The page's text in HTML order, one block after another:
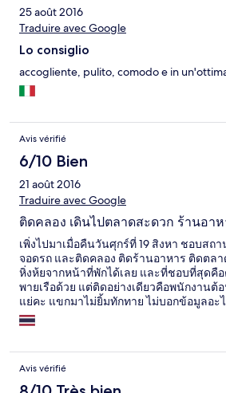
25 août 2016
Traduire avec Google
Lo consiglio
accogliente, pulito, comodo e in
Avis vérifié
6/10 Bien
21 août 2016
Traduire avec Google
ติดคลอง เดินไปตลาดสะดวก ร้านอาห
เพิ่งไปมาเมื่อคืนวันศุกร์ที่ 19 สิงหา ชอบสถ
จอดรถ และติดคลอง ติดร้านอาหาร ติดตล
หิ่งห้ยจากหน้าที่พักได้เลย และที่ชอบที่สุดคื
พายเรือด้วย แต่ติดอย่างเดียวคือพนักงานต้
แย่คะ แขกมาไม่ยิ้มทักทาย ไม่บอกข้อมูลอะไ
ตอบเหมือนจะรำคานคะ พอขากลับจะเชคเ
ใครมารับกุนแจคืนสักคน เราเลยว่างไว้ที่เ
Avis vérifié